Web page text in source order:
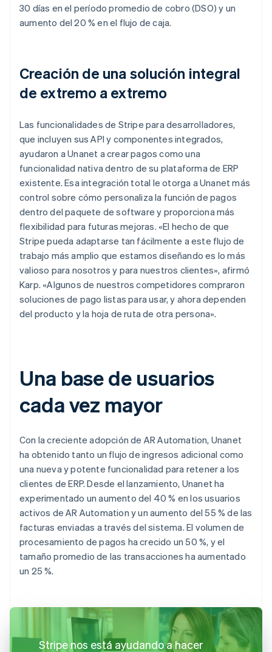
30 días en el período promedio de cobro (DSO) y un
aumento del 20 % en el flujo de caja.
Creación de una solución integral
de extremo a extremo
Las funcionalidades de Stripe para desarrolladores,
que incluyen sus API y componentes integrados,
ayudaron a Unanet a crear pagos como una
funcionalidad nativa dentro de su plataforma de ERP
existente. Esa integración total le otorga a Unanet más
control sobre cómo personaliza la función de pagos
dentro del paquete de software y proporciona más
flexibilidad para futuras mejoras. «El hecho de que
Stripe pueda adaptarse tan fácilmente a este flujo de
trabajo más amplio que estamos diseñando es lo más
valioso para nosotros y para nuestros clientes», afirmó
Karp. «Algunos de nuestros competidores compraron
soluciones de pago listas para usar, y ahora dependen
del producto y la hoja de ruta de otra persona».
Una base de usuarios
cada vez mayor
Con la creciente adopción de AR Automation, Unanet
ha obtenido tanto un flujo de ingresos adicional como
una nueva y potente funcionalidad para retener a los
clientes de ERP. Desde el lanzamiento, Unanet ha
experimentado un aumento del 40 % en los usuarios
activos de AR Automation y un aumento del 55 % de las
facturas enviadas a través del sistema. El volumen de
procesamiento de pagos ha crecido un 50 %, y el
tamaño promedio de las transacciones ha aumentado
un 25 %.
Stripe nos está ayudando a hacer